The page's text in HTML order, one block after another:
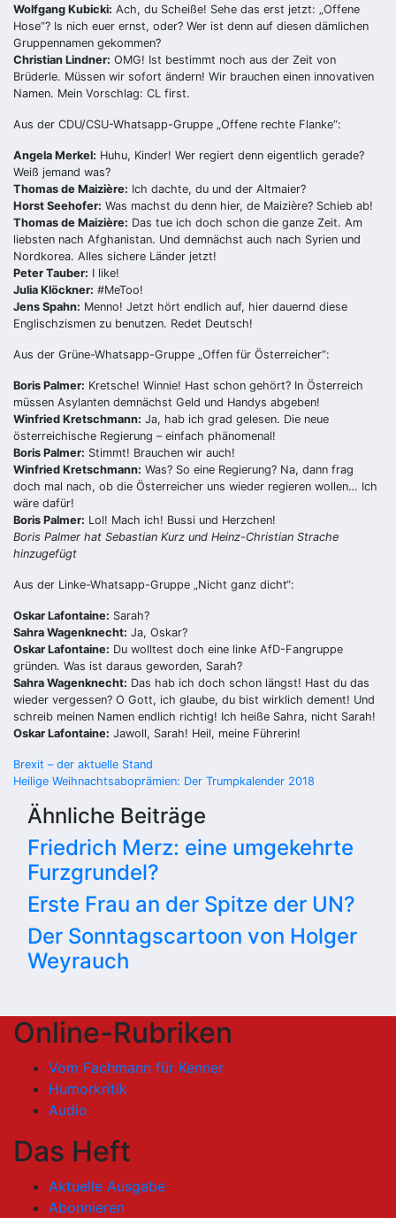
Wolfgang Kubicki: Ach, du Scheiße! Sehe das erst jetzt: „Offene
Hose“? Is nich euer ernst, oder? Wer ist denn auf diesen dämlichen
Gruppennamen gekommen?
Christian Lindner: OMG! Ist bestimmt noch aus der Zeit von
Brüderle. Müssen wir sofort ändern! Wir brauchen einen innovativen
Namen. Mein Vorschlag: CL first.
Aus der CDU/CSU-Whatsapp-Gruppe „Offene rechte Flanke“:
Angela Merkel: Huhu, Kinder! Wer regiert denn eigentlich gerade?
Weiß jemand was?
Thomas de Maizière: Ich dachte, du und der Altmaier?
Horst Seehofer: Was machst du denn hier, de Maizière? Schieb ab!
Thomas de Maizière: Das tue ich doch schon die ganze Zeit. Am
liebsten nach Afghanistan. Und demnächst auch nach Syrien und
Nordkorea. Alles sichere Länder jetzt!
Peter Tauber: I like!
Julia Klöckner: #MeToo!
Jens Spahn: Menno! Jetzt hört endlich auf, hier dauernd diese
Englischzismen zu benutzen. Redet Deutsch!
Aus der Grüne-Whatsapp-Gruppe „Offen für Österreicher“:
Boris Palmer: Kretsche! Winnie! Hast schon gehört? In Österreich
müssen Asylanten demnächst Geld und Handys abgeben!
Winfried Kretschmann: Ja, hab ich grad gelesen. Die neue
österreichische Regierung – einfach phänomenal!
Boris Palmer: Stimmt! Brauchen wir auch!
Winfried Kretschmann: Was? So eine Regierung? Na, dann frag
doch mal nach, ob die Österreicher uns wieder regieren wollen… Ich
wäre dafür!
Boris Palmer: Lol! Mach ich! Bussi und Herzchen!
Boris Palmer hat Sebastian Kurz und Heinz-Christian Strache
hinzugefügt
Aus der Linke-Whatsapp-Gruppe „Nicht ganz dicht“:
Oskar Lafontaine: Sarah?
Sahra Wagenknecht: Ja, Oskar?
Oskar Lafontaine: Du wolltest doch eine linke AfD-Fangruppe
gründen. Was ist daraus geworden, Sarah?
Sahra Wagenknecht: Das hab ich doch schon längst! Hast du das
wieder vergessen? O Gott, ich glaube, du bist wirklich dement! Und
schreib meinen Namen endlich richtig! Ich heiße Sahra, nicht Sarah!
Oskar Lafontaine: Jawoll, Sarah! Heil, meine Führerin!
Beitragsnavigation
Brexit – der aktuelle Stand
Heilige Weihnachtsaboprämien: Der Trumpkalender 2018
Ähnliche Beiträge
Friedrich Merz: eine umgekehrte
Furzgrundel?
Erste Frau an der Spitze der UN?
Der Sonntagscartoon von Holger
Weyrauch
Online-Rubriken
Vom Fachmann für Kenner
Humorkritik
Audio
Das Heft
Aktuelle Ausgabe
Abonnieren